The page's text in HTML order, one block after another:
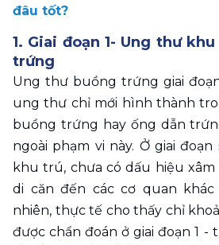
đâu tốt?
1. Giai đoạn 1- Ung thư
trứng
Ung thư buồng trứng giai
ung thư chỉ mới hình thành
buồng trứng hay ống dẫn
ngoài phạm vi này. Ở giai
khu trú, chưa có dấu hiệu
di căn đến các cơ quan
nhiên, thực tế cho thấy chỉ
được chẩn đoán ở giai đoạn 1 -